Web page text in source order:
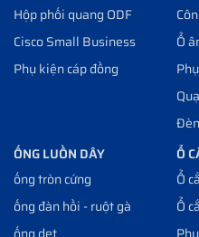
Hộp phối quang ODF
Cisco Small Business
Phụ kiện cáp đồng
Ổ
ỐNG LUỒN DÂY
ống tròn cứng
ống đàn hồi - ruột gà
Ổ
Ổ
Ổ